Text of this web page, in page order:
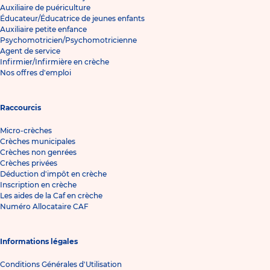
Auxiliaire de puériculture
Éducateur/Éducatrice de jeunes enfants
Auxiliaire petite enfance
Psychomotricien/Psychomotricienne
Agent de service
Infirmier/Infirmière en crèche
Nos offres d'emploi
Raccourcis
Micro-crèches
Crèches municipales
Crèches non genrées
Crèches privées
Déduction d'impôt en crèche
Inscription en crèche
Les aides de la Caf en crèche
Numéro Allocataire CAF
Informations légales
Conditions Générales d'Utilisation